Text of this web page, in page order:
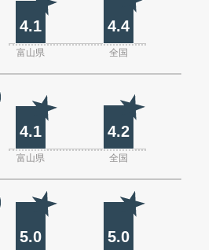
4.1 4.4
富山県 全国
4.1 4.2
富山県 全国
5.0 5.0